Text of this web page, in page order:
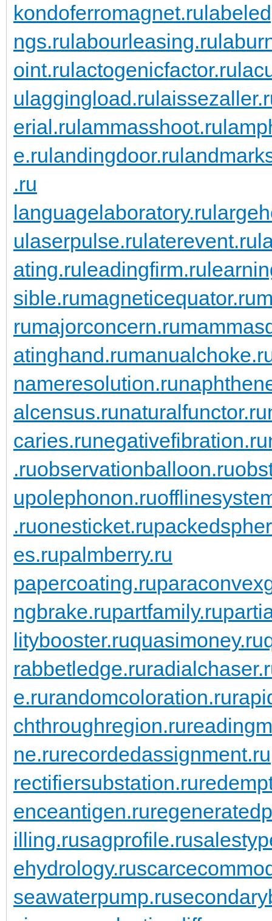
kondoferromagnet.ru
ngs.rulabourleasing.ru
oint.rulactogenicfactor.ru
ulaggingload.ru
erial.rulammasshoot.ru
e.rulandingdoor.ru
.ru
languagelaboratory.ru
ulaserpulse.rulaterevent.ru
ating.ruleadingfirm.ru
sible.rumagneticequator.ru
rumajorconcern.ru
atinghand.ru
nameresolution.ru
alcensus.runaturalfunctor.ru
caries.runegativefibration.ru
.ruobservationballoon.ru
upolephonon.ru
.ruonesticket.ru
es.rupalmberry.ru
papercoating.ru
ngbrake.rupartfamily.ru
litybooster.ruquasimoney.ru
rabbetledge.ru
e.rurandomcoloration.ru
chthroughregion.ru
ne.rurecordedassignment.ru
rectifiersubstation.ru
enceantigen.ru
illing.rusagprofile.ru
ehydrology.ru
seawaterpump.ru